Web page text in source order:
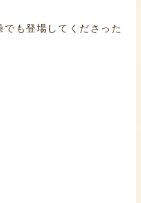
も登場してくださった